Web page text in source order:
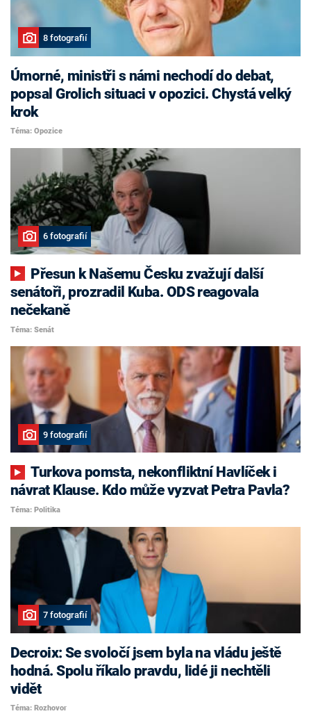
8 fotografií
Úmorné, ministři s námi nechodí do debat,
popsal Grolich situaci v opozici. Chystá velký
krok
Téma: Opozice
6 fotografií
senátoři, prozradil Kuba. ODS reagovala
nečekaně
Téma: Senát
9 fotografií
Turkova pomsta, nekonfliktní Havlíček i
návrat Klause. Kdo může vyzvat Petra Pavla?
Téma: Politika
7 fotografií
Decroix: Se svoločí jsem byla na vládu ještě
hodná. Spolu říkalo pravdu, lidé ji nechtěli
vidět
Téma: Rozhovor